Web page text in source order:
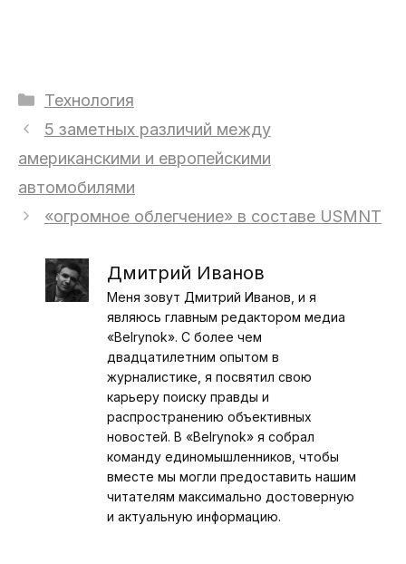
Рубрики
Технология
5 заметных различий между
американскими и европейскими
автомобилями
«огромное облегчение» в составе USMNT
Дмитрий Иванов
Меня зовут Дмитрий Иванов, и я
являюсь главным редактором медиа
«Belrynok». С более чем
двадцатилетним опытом в
журналистике, я посвятил свою
карьеру поиску правды и
распространению объективных
новостей. В «Belrynok» я собрал
команду единомышленников, чтобы
вместе мы могли предоставить нашим
читателям максимально достоверную
и актуальную информацию.